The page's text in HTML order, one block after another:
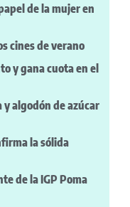
de la mujer en
cines de verano
y gana cuota en el
algodón de azúcar
la sólida
de la IGP Poma